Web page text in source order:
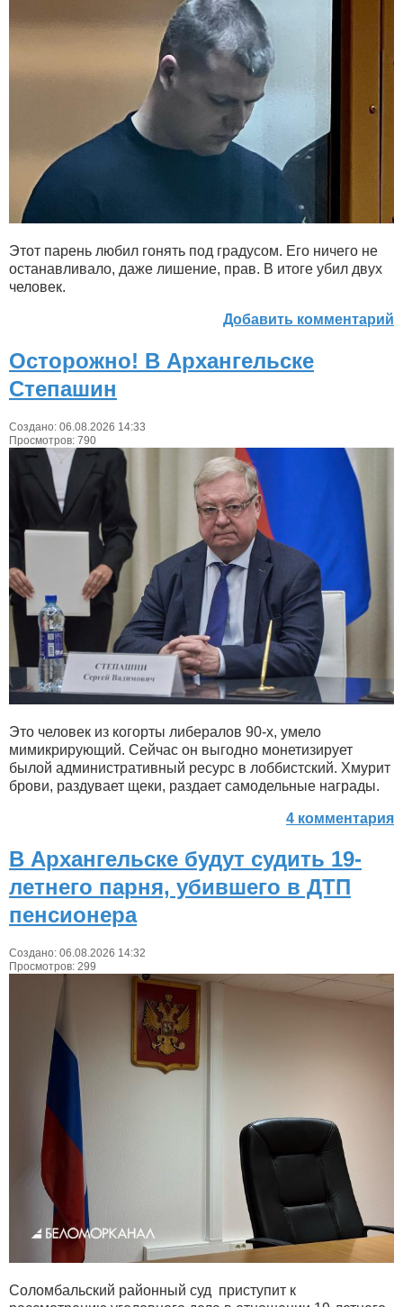
Этот парень любил гонять под градусом. Его ничего не
останавливало, даже лишение, прав. В итоге убил двух
человек.
Добавить комментарий
Осторожно! В Архангельске
Степашин
Создано: 06.08.2026 14:33
Просмотров: 790
Это человек из когорты либералов 90-х, умело
мимикрирующий. Сейчас он выгодно монетизирует
былой административный ресурс в лоббистский. Хмурит
брови, раздувает щеки, раздает самодельные награды.
4 комментария
В Архангельске будут судить 19-
летнего парня, убившего в ДТП
пенсионера
Создано: 06.08.2026 14:32
Просмотров: 299
Соломбальский районный суд приступит к